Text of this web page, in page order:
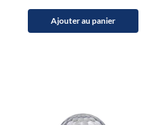
Ajouter au panier